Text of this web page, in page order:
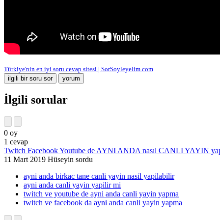
Türkiye'nin en iyi soru cevap sitesi | SorSoyleyelim.com
İlgili sorular
0 oy
1 cevap
Twitch Facebook Youtube de AYNI ANDA nasıl CANLI YAYIN
11 Mart 2019 Hüseyin sordu
ayni anda birkac tane canli yayin nasil yapilabilir
ayni anda canli yayin yapilir mi
twitch ve youtube de ayni anda canli yayin yapma
twitch ve facebook da ayni anda canli yayin yapma